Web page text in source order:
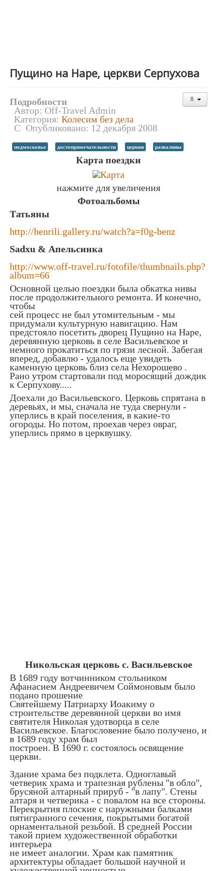
Пущино на Наре, церкви Серпухова
Подробности
Автор: Off-Travel Admin
Категория: Колесим без дела
Опубликовано: 12 декабря 2008
подмосковье достопримечательности церкви развалины
Карта поездки
нажмите для увеличения
Фотоальбомы
Татьяны
http://henrili.gallery.ru/watch?a=f0g-benz
Sadxu & Апельсинка
http://www.off-travel.ru/fotofile/thumbnails.php?
album=66
Основной целью поездки была обкатка нивы
после продолжительного ремонта. И конечно,
чтобы
сей процесс не был утомительным - мы
придумали культурную навигацию. Нам
предстояло посетить дворец Пущино на Наре,
деревянную церковь в селе Васильевское и
немного прокатиться по грязи лесной. Забегая
вперед, добавлю - удалось еще увидеть
каменную церковь близ села Нехорошево .
Рано утром стартовали под моросящий дождик
к Серпухову.....
Доехали до Васильевского. Церковь спрятана в
деревьях, и мы, сначала не туда свернули -
уперлись в край поселения, в какие-то
огороды. Но потом, проехав через овраг,
уперлись прямо в церквушку.
Никольская церковь с. Васильевское
В 1689 году вотчинником стольником
Афанасием Андреевичем Соймоновым было
подано прошение
Святейшему Патриарху Иоакиму о
строительстве деревянной церкви во имя
святителя Николая удотворца в селе
Васильевское. Благословение было получено, и
в 1689 году храм был
построен. В 1690 г. состоялось освящение
церкви.
Здание храма без подклета. Одноглавый
четверик храма и трапезная рублены "в обло",
брусяной алтарный прируб - "в лапу". Стены
алтаря и четверика - с повалом на все стороны.
Перекрытия плоские с наружными балками
пятигранного сечения, покрытыми богатой
орнаментальной резьбой. В средней России
такой прием художественной обработки
интерьера
не имеет аналогии. Храм как памятник
архитектуры обладает большой научной и